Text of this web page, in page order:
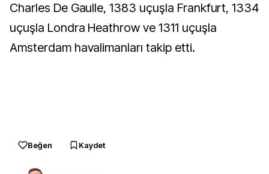
Charles De Gaulle, 1383 uçuşla Frankfurt, 1334
uçuşla Londra Heathrow ve 1311 uçuşla
Amsterdam havalimanları takip etti.
Beğen Kaydet